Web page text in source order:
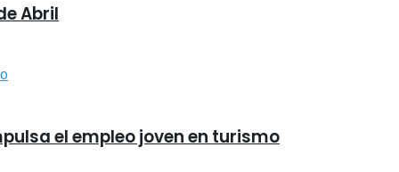
Abril
el empleo joven en turismo